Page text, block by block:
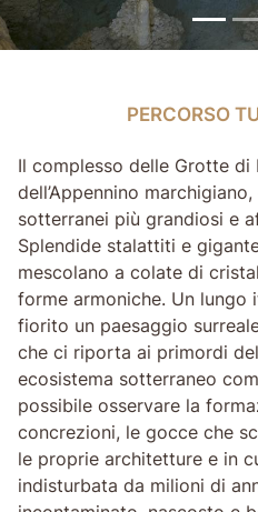
PERCORSO
Il complesso delle Grotte di
dell’Appennino
sotterranei più grandiosi e
Splendide stalattiti e
mescolano a colate di
forme armoniche. Un lungo
fiorito un paesaggio
che ci riporta ai primordi
ecosistema sotterraneo
possibile osservare la
concrezioni, le gocce che
le proprie architetture e in
indisturbata da milioni di